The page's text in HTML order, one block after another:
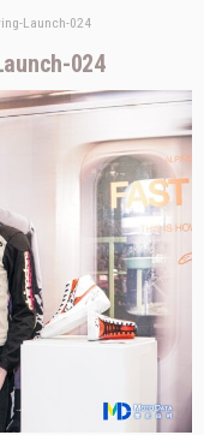
Launch-024
024